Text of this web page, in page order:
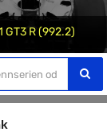
GT3 R (992.2)